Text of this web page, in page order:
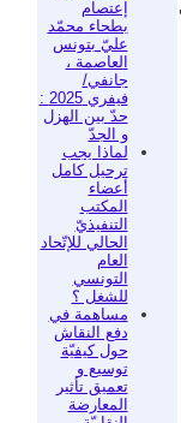
إعتصام
بطحاء محمّد
عليّ بتونس
العاصمة ،
جانفي/
فيفري 2025 :
حدّ بين الهزل
و الجدّ
لماذا يجب
ترحيل كامل
أعضاء
المكتب
التنفيذيّ
الحالي للإتّحاد
العام
التونسي
للشغل ؟
مساهمة في
دفع النقاش
حول كيفيّة
توسيع و
تعميق تأثير
المعارضة